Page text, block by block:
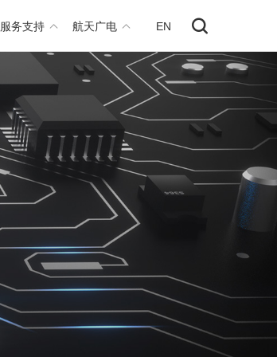
服务支持 航天广电 EN